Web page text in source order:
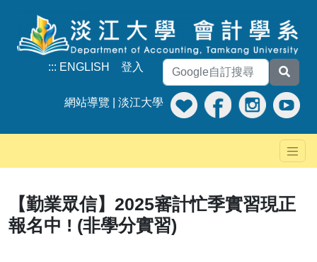
::: ENGLISH 登入
網站導覽 淡江大學
【勤業眾信】2025審計忙季實習現正
報名中 ! (非學分實習)